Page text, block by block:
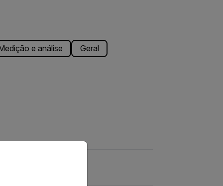
e análise
Geral
version of our website.